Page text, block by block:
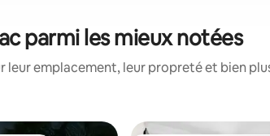
parmi les mieux notées
leur emplacement, leur propreté et bien